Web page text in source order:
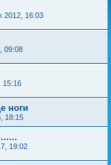
2012, 16:03
09:08
15:16
ноги
18:15
19:02